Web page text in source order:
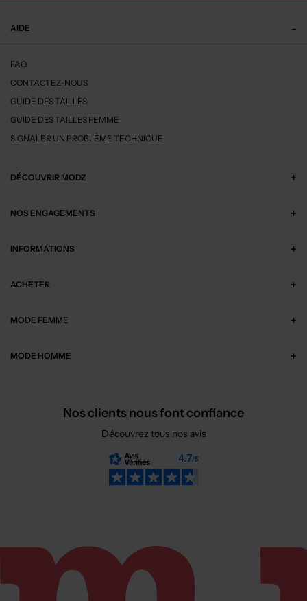
AIDE
FAQ
CONTACTEZ-NOUS
GUIDE DES TAILLES
GUIDE DES TAILLES FEMME
SIGNALER UN PROBLÈME TECHNIQUE
DÉCOUVRIR MODZ
NOS ENGAGEMENTS
INFORMATIONS
ACHETER
MODE FEMME
MODE HOMME
Nos clients nous font confiance
Découvrez tous nos avis